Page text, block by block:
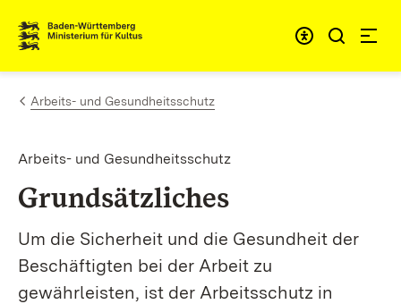
Zum Inhalt springen
Link zur Startseite
Arbeits- und Gesundheitsschutz
Arbeits- und Gesundheitsschutz
Grundsätzliches
Um die Sicherheit und die Gesundheit der
Beschäftigten bei der Arbeit zu
gewährleisten, ist der Arbeitsschutz in